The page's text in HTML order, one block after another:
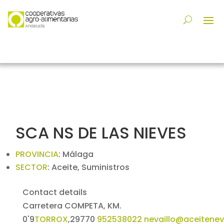
SCA NS DE LAS NIEVES
PROVINCIA: Málaga
SECTOR: Aceite, Suministros
Contact details
Carretera COMPETA, KM.
0'9TORROX,29770 952538022